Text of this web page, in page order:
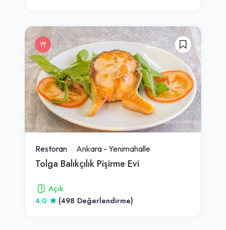
Restoran Ankara - Yenimahalle
Tolga Balıkçılık Pişirme Evi
Açık
4.0
(498 Değerlendirme)